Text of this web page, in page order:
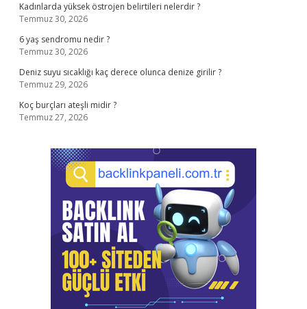
Kadınlarda yüksek östrojen belirtileri nelerdir ?
Temmuz 30, 2026
6 yaş sendromu nedir ?
Temmuz 30, 2026
Deniz suyu sıcaklığı kaç derece olunca denize girilir ?
Temmuz 29, 2026
Koç burçları ateşli midir ?
Temmuz 27, 2026